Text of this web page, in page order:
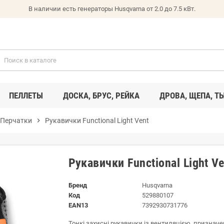
В наличии есть генераторы Husqvarna от 2.0 до 7.5 кВт.
ПЕЛЛЕТЫ ДОСКА, БРУС, РЕЙКА ДРОВА, ЩЕПА,
Перчатки chevron_right Рукавички Functional Light Vent
Рукавички Functional Light
Бренд
Husqvarna
Код
529880107
EAN13
7392930731776